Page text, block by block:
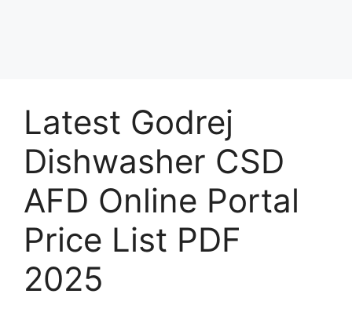
Latest Godrej
Dishwasher CSD
AFD Online Portal
Price List PDF
2025